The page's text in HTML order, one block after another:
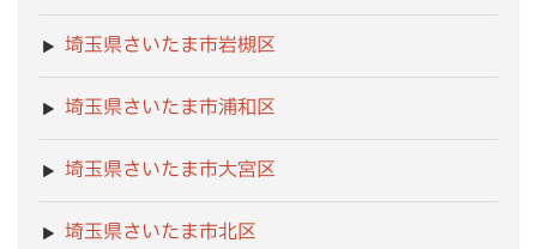
埼玉県さいたま市岩槻区
埼玉県さいたま市浦和区
埼玉県さいたま市大宮区
埼玉県さいたま市北区